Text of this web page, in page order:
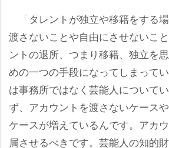
「タレントが独立や移籍をする
渡さないことや自由にさせないこ
ントの退所、つまり移籍、独立を
めの一つの手段になってしまって
は事務所ではなく芸能人について
ず、アカウントを渡さないケース
ケースが増えているんです。アカ
属させるべきです。芸能人の知的